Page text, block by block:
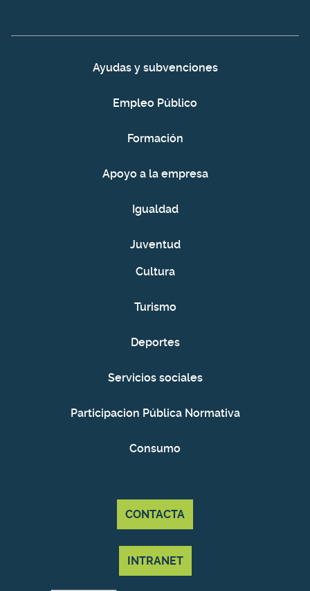
Ayudas y subvenciones
Empleo Público
Formación
Apoyo a la empresa
Igualdad
Juventud
Cultura
Turismo
Deportes
Servicios sociales
Participacion Pública Normativa
Consumo
CONTACTA
INTRANET